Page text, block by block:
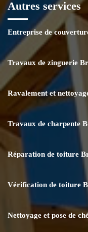
Autres services
Entreprise de
Travaux de zinguerie
Ravalement et
Travaux de charpente
Réparation de toiture
Vérification de toiture
Nettoyage et pose de